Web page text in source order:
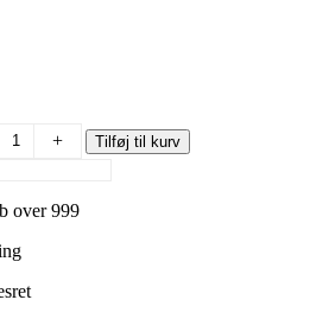
+ Tilføj til kurv
over 999